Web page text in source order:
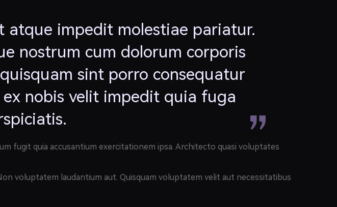
atque impedit molestiae pariatur.
nostrum cum dolorum corporis
sint porro consequatur
nobis velit impedit quia fuga
fugit quia accusantium exercitationem ipsa. Architecto quasi voluptates
voluptatem laudantium aut. Quisquam voluptatem velit aut necessitatibus